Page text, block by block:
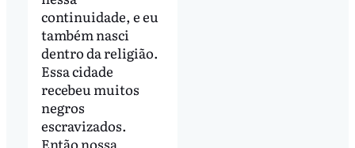
continuidade, e eu
também nasci
dentro da religião.
Essa cidade
recebeu muitos
negros
escravizados.
Então nossa